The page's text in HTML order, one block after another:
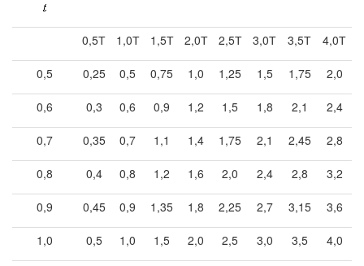
0,5Т 1,0Т 1,5Т 2,0Т 2,5Т 3,0Т 3,5Т 4,0Т
0,5 0,25 0,5 0,75 1,0 1,25 1,5 1,75 2,0
0,6 0,3 0,6 0,9 1,2 1,5 1,8 2,1 2,4
0,7 0,35 0,7 1,1 1,4 1,75 2,1 2,45 2,8
0,8 0,4 0,8 1,2 1,6 2,0 2,4 2,8 3,2
0,9 0,45 0,9 1,35 1,8 2,25 2,7 3,15 3,6
1,0 0,5 1,0 1,5 2,0 2,5 3,0 3,5 4,0